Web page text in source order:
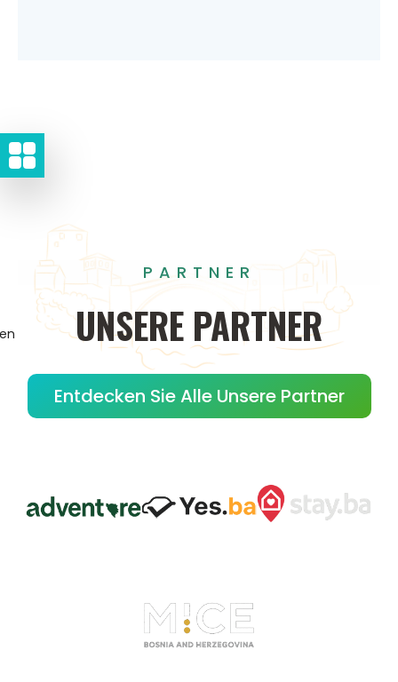
PARTNER
UNSERE PARTNER
Entdecken Sie Alle Unsere Partner